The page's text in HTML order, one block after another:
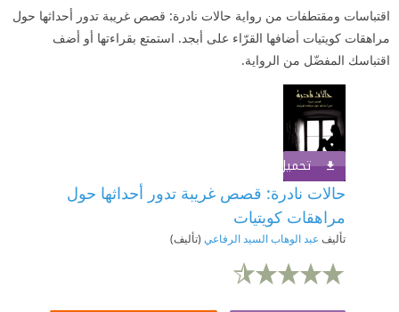
اقتباسات ومقتطفات من رواية حالات نادرة: قصص غريبة تدور أحداثها حول
مراهقات كويتيات أضافها القرّاء على أبجد. استمتع بقراءتها أو أضف
اقتباسك المفضّل من الرواية.
تحميل الكتاب
حالات نادرة: قصص غريبة تدور أحداثها حول
مراهقات كويتيات
تأليف عبد الوهاب السيد الرفاعي (تأليف)